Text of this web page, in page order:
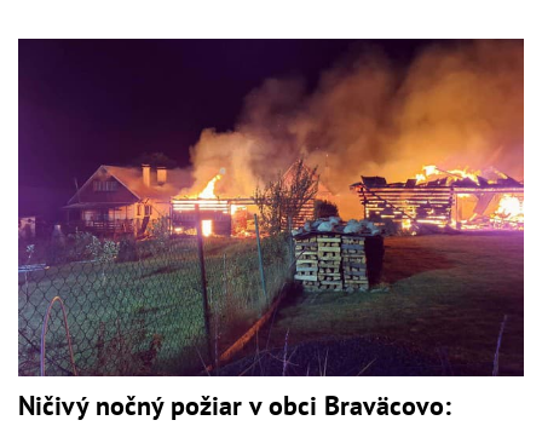
Ničivý nočný požiar v obci Braväcovo: